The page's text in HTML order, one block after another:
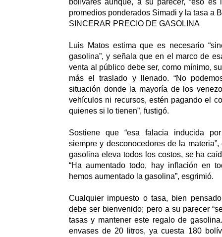
bolívares aunque, a su parecer, “eso es
promedios ponderados Simadi y la tasa a
SINCERAR PRECIO DE GASOLINA
Luis Matos estima que es necesario
gasolina”, y señala que en el marco de
venta al público debe ser, como mínimo,
más el traslado y llenado. “No
situación donde la mayoría de los
vehículos ni recursos, estén pagando el
quienes si lo tienen”, fustigó.
Sostiene que “esa falacia inducida
siempre y desconocedores de la
gasolina eleva todos los costos, se ha
“Ha aumentado todo, hay inflación en
hemos aumentado la gasolina”, esgrimió.
Cualquier impuesto o tasa, bien
debe ser bienvenido; pero a su parecer
tasas y mantener este regalo de
envases de 20 litros, ya cuesta 180